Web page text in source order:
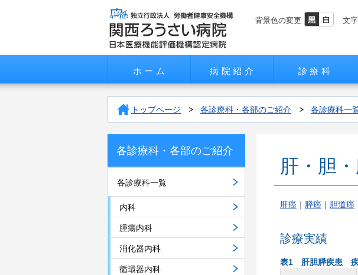
背景色の変更 文
ホーム 病院紹介 診療科
トップページ 各診療科・各部のご紹介 各診療科一
肝・胆
肝癌 ｜ 膵癌 ｜ 胆道癌
診療実績
表1 肝胆膵疾患 疾
各診療科・各部のご紹介
各診療科一覧
内科
腫瘍内科
消化器内科
循環器内科